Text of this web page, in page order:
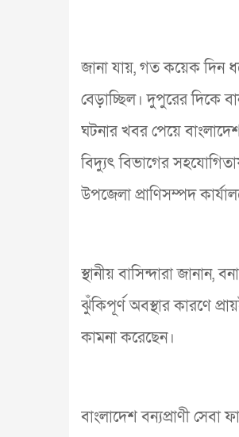
জানা যায়, গত কয়েক দিন
বেড়াচ্ছিল। দুপুরের দিকে
ঘটনার খবর পেয়ে
বিদ্যুৎ বিভাগের
উপজেলা প্রাণিসম্পদ
স্থানীয় বাসিন্দারা জানান,
ঝুঁকিপূর্ণ অবস্থার কারণে
কামনা করেছেন।
বাংলাদেশ বন্যপ্রাণী